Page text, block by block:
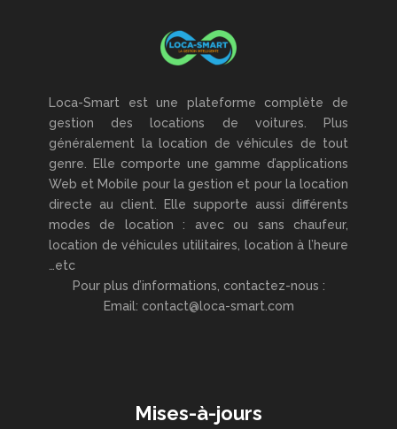
Loca-Smart est une plateforme complète de
gestion des locations de voitures. Plus
généralement la location de véhicules de tout
genre. Elle comporte une gamme d’applications
Web et Mobile pour la gestion et pour la location
directe au client. Elle supporte aussi différents
modes de location : avec ou sans chaufeur,
location de véhicules utilitaires, location à l’heure
…etc
Pour plus d’informations, contactez-nous :
Email: contact@loca-smart.com
Mises-à-jours